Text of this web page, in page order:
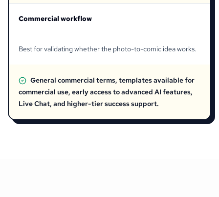
Commercial workflow
Best for validating whether the photo-to-comic idea works.
General commercial terms, templates available for
commercial use, early access to advanced AI features,
Live Chat, and higher-tier success support.